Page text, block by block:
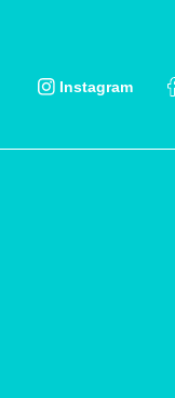
Instagram